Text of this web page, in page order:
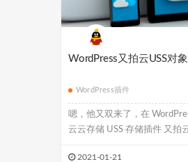
WordPress又拍云USS对
WordPress插件
嗯，他又双来了，在
云云存储 USS 存储插件 又拍
2021-01-21